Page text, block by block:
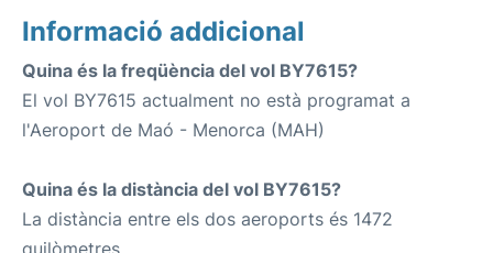
Informació addicional
Quina és la freqüència del vol BY7615?
El vol BY7615 actualment no està programat a
l'Aeroport de Maó - Menorca (MAH)
Quina és la distància del vol BY7615?
La distància entre els dos aeroports és 1472
quilòmetres.